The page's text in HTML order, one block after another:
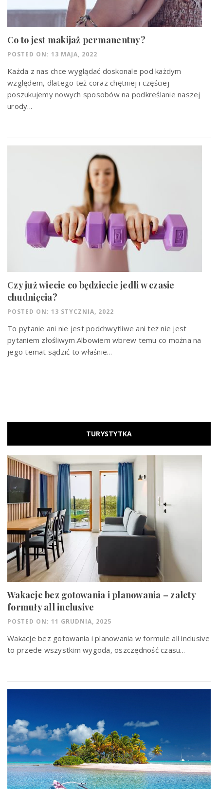
Co to jest makijaż permanentny?
POSTED ON: 13 MAJA, 2022
Każda z nas chce wyglądać doskonale pod każdym
względem, dlatego też coraz chętniej i częściej
poszukujemy nowych sposobów na podkreślanie naszej
urody...
Czy już wiecie co będziecie jedli w czasie
chudnięcia?
POSTED ON: 13 STYCZNIA, 2022
To pytanie ani nie jest podchwytliwe ani też nie jest
pytaniem złośliwym.Albowiem wbrew temu co można na
jego temat sądzić to właśnie...
TURYSTYTKA
Wakacje bez gotowania i planowania – zalety
formuły all inclusive
POSTED ON: 11 GRUDNIA, 2025
Wakacje bez gotowania i planowania w formule all inclusive
to przede wszystkim wygoda, oszczędność czasu...